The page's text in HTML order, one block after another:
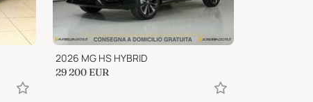
2026 MG HS HYBRID
29 200 EUR